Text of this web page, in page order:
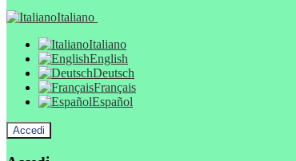
Italiano
Italiano
English
Deutsch
Français
Español
Accedi